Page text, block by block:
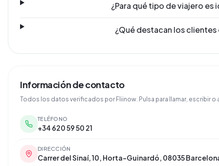
¿Para qué tipo de viajero es
¿Qué destacan los clientes
Información de contacto
Todos los datos verificados por Fliinow. Pulsa para llamar, escribir o
TELÉFONO
+34 620 59 50 21
DIRECCIÓN
Carrer del Sinaí, 10, Horta-Guinardó, 08035